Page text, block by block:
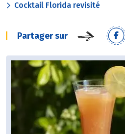
Cocktail Florida revisité
Partager sur